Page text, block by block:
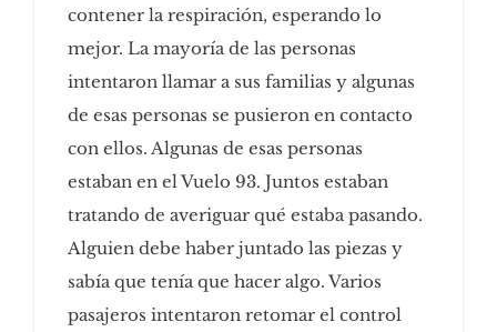
contener la respiración, esperando lo
mejor. La mayoría de las personas
intentaron llamar a sus familias y algunas
de esas personas se pusieron en contacto
con ellos. Algunas de esas personas
estaban en el Vuelo 93. Juntos estaban
tratando de averiguar qué estaba pasando.
Alguien debe haber juntado las piezas y
sabía que tenía que hacer algo. Varios
pasajeros intentaron retomar el control